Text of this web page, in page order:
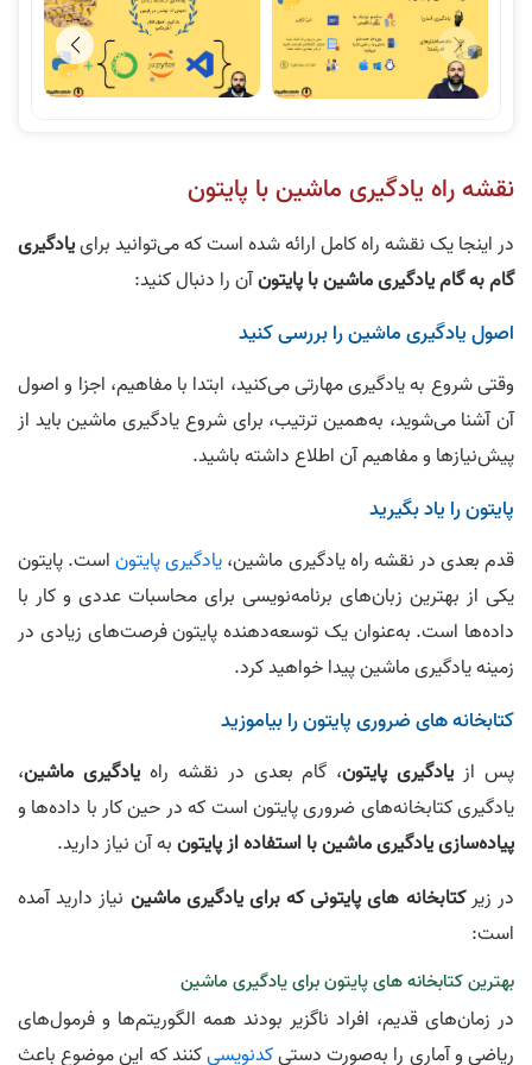
نقشه راه یادگیری ماشین با پایتون
در اینجا یک نقشه راه کامل ارائه شده است که می‌توانید براییادگیری
گام به گام یادگیری ماشین با پایتونآن را دنبال کنید:
اصول یادگیری ماشین را بررسی کنید
وقتی شروع به یادگیری مهارتی می‌کنید، ابتدا با مفاهیم، اجزا و اصول
آن آشنا می‌شوید، به‌همین ترتیب، برای شروع یادگیری ماشین باید از
پیش­‌‌نیازها و مفاهیم آن اطلاع داشته باشید.
پایتون را یاد بگیرید
قدم بعدی در نقشه راه یادگیری ماشین،یادگیری پایتوناست. پایتون
یکی از بهترین زبان‌های برنامه‌نویسی برای محاسبات عددی و کار با
داده‌ها است. به‌عنوان یک توسعه‌دهنده پایتون فرصت‌های زیادی در
زمینه یادگیری ماشین پیدا خواهید کرد.
کتابخانه های ضروری پایتون را بیاموزید
پس از یادگیری پایتون، گام بعدی در نقشه راهیادگیری ماشین،
یادگیری کتابخانه‌های ضروری پایتون است که در حین کار با داده‌ها و
پیاده‌سازی یادگیری ماشین با استفاده از پایتونبه آن نیاز دارید.
در زیرکتابخانه های پایتونی که برای یادگیری ماشین نیاز دارید آمده
است:
بهترین کتابخانه های پایتون برای یادگیری ماشین
در زمان‌های قدیم، افراد ناگزیر بودند همه الگوریتم‌ها و فرمول‌های
ریاضی و آماری را به‌صورت دستیکدنویسیکنند که این موضوع باعث